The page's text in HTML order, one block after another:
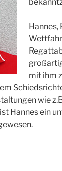
mit ihm
wie
Hannes ein